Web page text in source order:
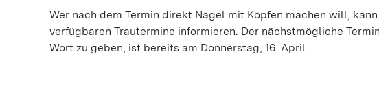
Wer nach dem Termin direkt Nägel mit Köpfen machen will,
verfügbaren Trautermine informieren. Der nächstmögliche
Wort zu geben, ist bereits am Donnerstag, 16. April.